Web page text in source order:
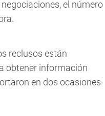
el número
reclusos están
obtener información
en dos ocasiones